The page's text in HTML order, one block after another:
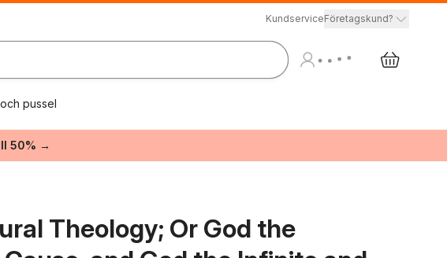
KundserviceFöretagskund?
pussel
50% →
Theology; Or God the